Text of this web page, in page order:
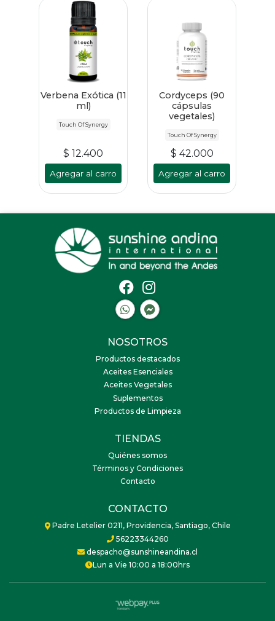
Verbena Exótica (11
ml)
Touch Of Synergy
$ 12.400
Agregar al carro
Cordyceps (90
cápsulas
vegetales)
Touch Of Synergy
$ 42.000
Agregar al carro
NOSOTROS
Productos destacados
Aceites Esenciales
Aceites Vegetales
Suplementos
Productos de Limpieza
TIENDAS
Quiénes somos
Términos y Condiciones
Contacto
CONTACTO
Padre Letelier 0211, Providencia, Santiago, Chile
56223344260
despacho@sunshineandina.cl
Lun a Vie 10:00 a 18:00hrs